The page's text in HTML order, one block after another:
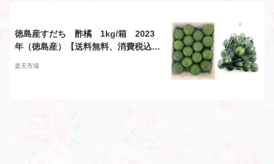
徳島産すだち 酢橘 1kg/箱 2023
年（徳島産）【送料無料、消費税込
り新鮮な酢橘をお届けします。ケンミ
楽天市場